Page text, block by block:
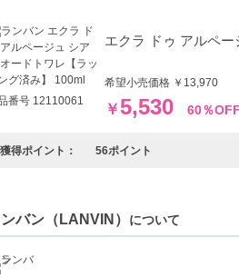
番号 12110061
エクラ ドゥ アルペ
希望小売価格 ￥13,970
￥5,530 60％OFF
獲得ポイント： 56ポイント
バン（LANVIN） について